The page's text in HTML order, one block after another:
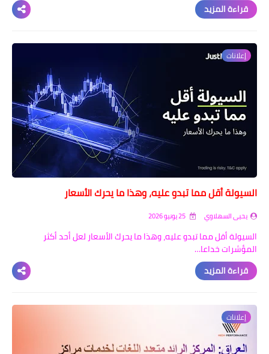
قراءة المزيد
إعلانات
السيولة أقل مما تبدو عليه، وهذا ما يحرك الأسعار
يحيى السهلاوي
السيولة أقل مما تبدو عليه، وهذا ما يحرك الأسعار لعل أحد أكثر
المؤشرات خداعا…
قراءة المزيد
إعلانات